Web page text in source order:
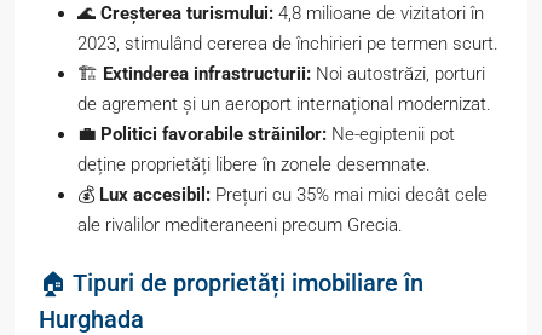
🌊 Creșterea turismului: 4,8 milioane de vizitatori în
2023, stimulând cererea de închirieri pe termen scurt.
🏗️ Extinderea infrastructurii: Noi autostrăzi, porturi
de agrement și un aeroport internațional modernizat.
💼 Politici favorabile străinilor: Ne-egiptenii pot
deține proprietăți libere în zonele desemnate.
💰 Lux accesibil: Prețuri cu 35% mai mici decât cele
ale rivalilor mediteraneeni precum Grecia.
🏠 Tipuri de proprietăți imobiliare în
Hurghada